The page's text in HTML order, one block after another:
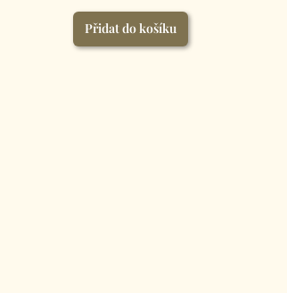
Přidat do košíku